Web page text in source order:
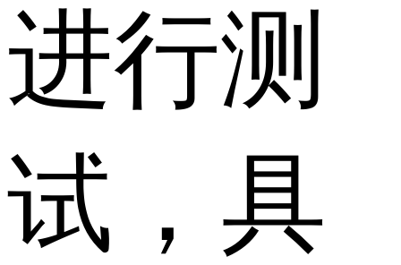
进行测
试，具